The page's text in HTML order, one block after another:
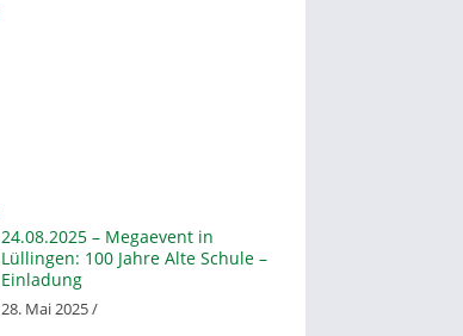
24.08.2025 – Megaevent in
Lüllingen: 100 Jahre Alte Schule –
Einladung
28. Mai 2025 /